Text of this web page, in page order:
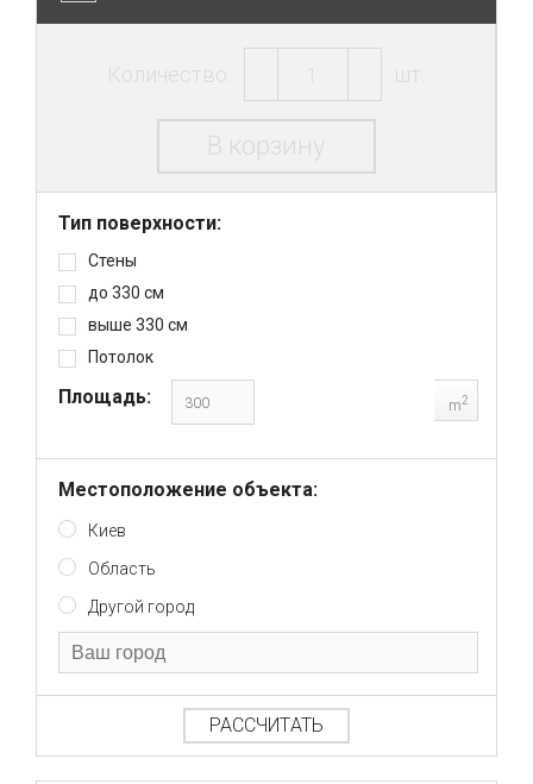
Количество: шт.
В корзину
Тип поверхности:
Стены
до 330 см
выше 330 см
Потолок
Площадь: m2
Местоположение объекта:
Киев
Область
Другой город
РАССЧИТАТЬ